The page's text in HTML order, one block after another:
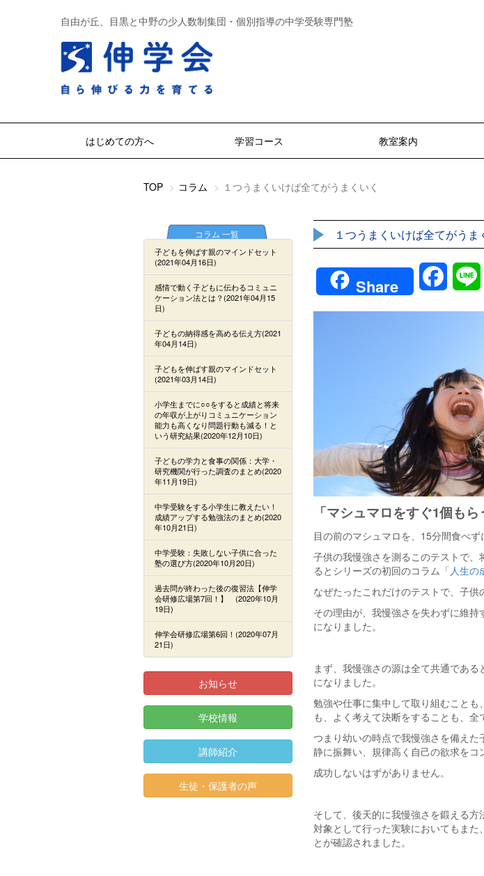
自由が丘、目黒と中野の少人数制集団・個別指導の中学受験専門塾
はじめての方へ 学習コース 教室案内
TOP コラム １つうまくいけば全てがうまくいく
コラム 一覧
子どもを伸ばす親のマインドセット
(2021年04月16日)
感情で動く子どもに伝わるコミュニ
ケーション法とは？(2021年04月15
日)
子どもの納得感を高める伝え方(2021
年04月14日)
子どもを伸ばす親のマインドセット
(2021年03月14日)
小学生までに○○をすると成績と将来
の年収が上がりコミュニケーション
能力も高くなり問題行動も減る！と
いう研究結果(2020年12月10日)
子どもの学力と食事の関係：大学・
研究機関が行った調査のまとめ(2020
年11月19日)
中学受験をする小学生に教えたい！
成績アップする勉強法のまとめ(2020
年10月21日)
中学受験：失敗しない子供に合った
塾の選び方(2020年10月20日)
過去問が終わった後の復習法【伸学
会研修広場第7回！】 (2020年10月
19日)
伸学会研修広場第6回！(2020年07月
21日)
お知らせ
学校情報
講師紹介
生徒・保護者の声
１つうまくいけば全てがうま
Share
「マシュマロをすぐ1個も
目の前のマシュマロを、15分間食べず
子供の我慢強さを測るこのテストで
るとシリーズの初回のコラム「人生の
なぜたったこれだけのテストで、子
その理由が、我慢強さを失わずに維
になりました。
まず、我慢強さの源は全て共通であ
になりました。
勉強や仕事に集中して取り組むこと
も、よく考えて決断をすることも、全
つまり幼いの時点で我慢強さを備え
静に振舞い、規律高く自己の欲求をコ
成功しないはずがありません。
そして、後天的に我慢強さを鍛える
対象として行った実験においてもま
とが確認されました。